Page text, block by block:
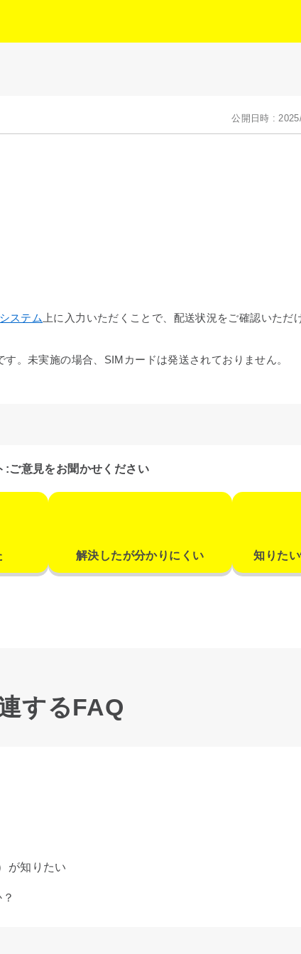
公開日時 :
ステム 上に入力いただくことで、配送状況をご確認いただ
。未実施の場合、SIMカードは発送されておりません。
:ご意見をお聞かせください
解決したが分かりにくい 知りた
するFAQ
が知りたい